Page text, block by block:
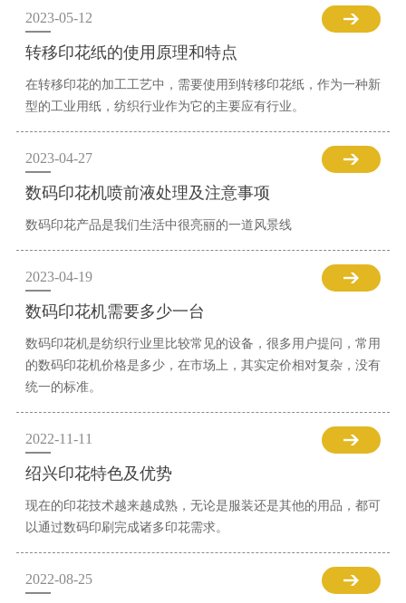
2023-05-12
转移印花纸的使用原理和特点
在转移印花的加工工艺中，需要使用到转移印花纸，作为一种新
型的工业用纸，纺织行业作为它的主要应有行业。
2023-04-27
数码印花机喷前液处理及注意事项
数码印花产品是我们生活中很亮丽的一道风景线
2023-04-19
数码印花机需要多少一台
数码印花机是纺织行业里比较常见的设备，很多用户提问，常用
的数码印花机价格是多少，在市场上，其实定价相对复杂，没有
统一的标准。
2022-11-11
绍兴印花特色及优势
现在的印花技术越来越成熟，无论是服装还是其他的用品，都可
以通过数码印刷完成诸多印花需求。
2022-08-25